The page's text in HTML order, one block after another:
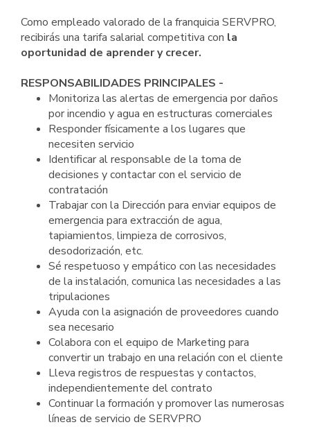
Como empleado valorado de la franquicia SERVPRO,
recibirás una tarifa salarial competitiva con la
oportunidad de aprender y crecer.
RESPONSABILIDADES PRINCIPALES -
Monitoriza las alertas de emergencia por daños
por incendio y agua en estructuras comerciales
Responder físicamente a los lugares que
necesiten servicio
Identificar al responsable de la toma de
decisiones y contactar con el servicio de
contratación
Trabajar con la Dirección para enviar equipos de
emergencia para extracción de agua,
tapiamientos, limpieza de corrosivos,
desodorización, etc.
Sé respetuoso y empático con las necesidades
de la instalación, comunica las necesidades a las
tripulaciones
Ayuda con la asignación de proveedores cuando
sea necesario
Colabora con el equipo de Marketing para
convertir un trabajo en una relación con el cliente
Lleva registros de respuestas y contactos,
independientemente del contrato
Continuar la formación y promover las numerosas
líneas de servicio de SERVPRO